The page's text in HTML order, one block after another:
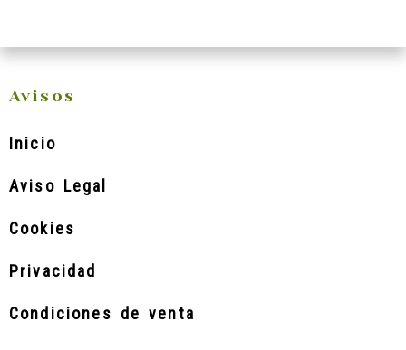
Avisos
Inicio
Aviso Legal
Cookies
Privacidad
Condiciones de venta